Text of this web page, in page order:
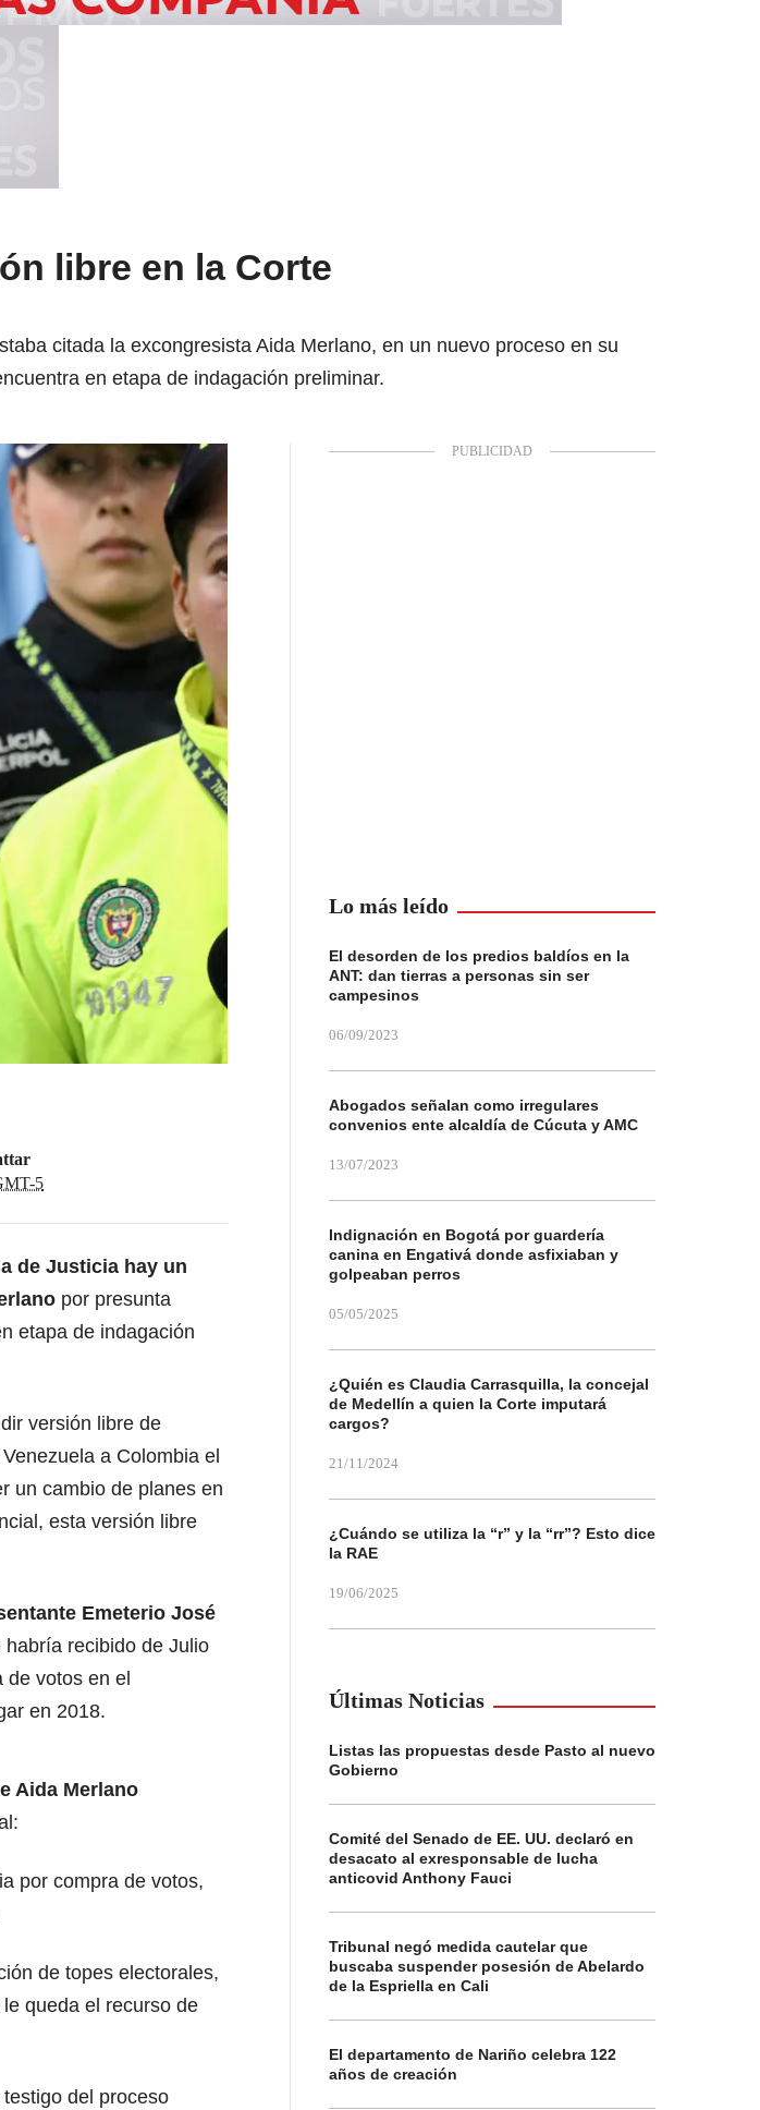
libre en la Corte
citada la excongresista Aida Merlano, en un nuevo proceso en su
en etapa de indagación preliminar.
5
de Justicia hay un
por presunta
etapa de indagación
versión libre de
a Colombia el
un cambio de planes en
esta versión libre
Emeterio José
habría recibido de Julio
votos en el
en 2018.
Aida Merlano
por compra de votos,
de topes electorales,
queda el recurso de
del proceso
Lo más leído
El desorden de los predios baldíos en la
ANT: dan tierras a personas sin ser
campesinos
06/09/2023
Abogados señalan como irregulares
convenios ente alcaldía de Cúcuta y AMC
13/07/2023
Indignación en Bogotá por guardería
canina en Engativá donde asfixiaban y
golpeaban perros
05/05/2025
¿Quién es Claudia Carrasquilla, la concejal
de Medellín a quien la Corte imputará
cargos?
21/11/2024
¿Cuándo se utiliza la “r” y la “rr”? Esto dice
la RAE
19/06/2025
Últimas Noticias
Listas las propuestas desde Pasto al nuevo
Gobierno
Comité del Senado de EE. UU. declaró en
desacato al exresponsable de lucha
anticovid Anthony Fauci
Tribunal negó medida cautelar que
buscaba suspender posesión de Abelardo
de la Espriella en Cali
El departamento de Nariño celebra 122
años de creación